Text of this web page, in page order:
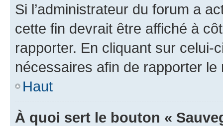
Si l’administrateur du forum a
cette fin devrait être affiché à
rapporter. En cliquant sur
nécessaires afin de rapporter le
Haut
À quoi sert le bouton «